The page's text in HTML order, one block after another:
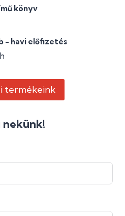
könyv
- havi előfizetés
termékeink
nekünk!